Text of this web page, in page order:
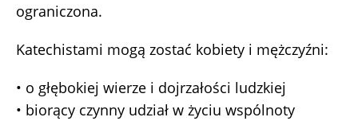
ograniczona.
Katechistami mogą zostać kobiety i mężczyźni:
• o głębokiej wierze i dojrzałości ludzkiej
• biorący czynny udział w życiu wspólnoty